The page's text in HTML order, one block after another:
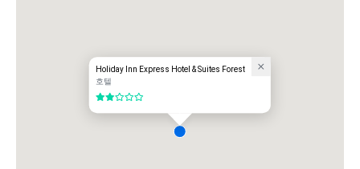
Holiday Inn Express Hotel & Suites Forest
호텔
5 중 2